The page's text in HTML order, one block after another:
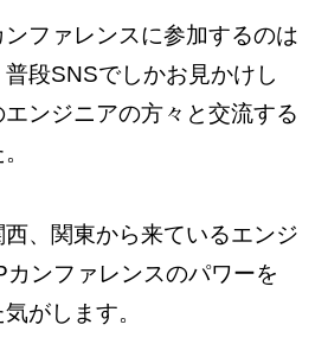
ファレンスに参加するのは
段SNSでしかお見かけし
ンジニアの方々と交流する
西、関東から来ているエンジ
ンファレンスのパワーを
がします。